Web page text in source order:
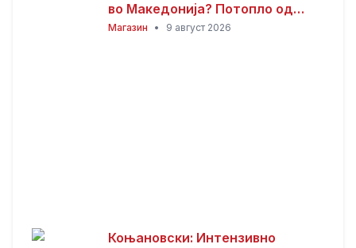
во Македонија? Потопло од
просекот, но со можни
Магазин • 9 август 2026
Коњановски: Интензивно